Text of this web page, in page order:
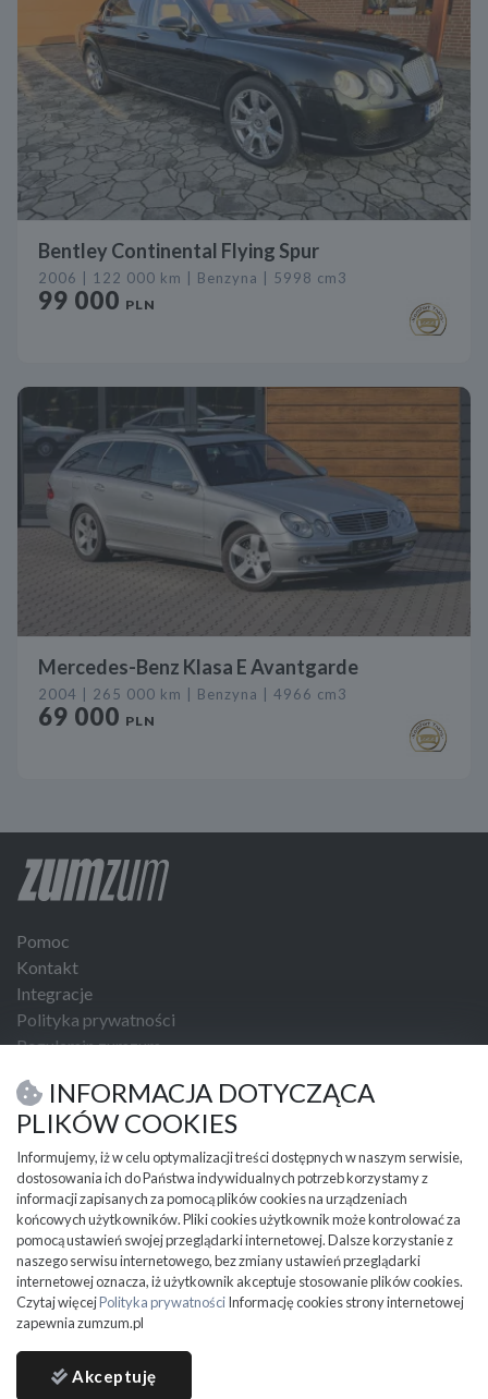
Bentley Continental Flying Spur
2006 | 122 000 km | Benzyna | 5998 cm3
99 000 PLN
Mercedes-Benz Klasa E Avantgarde
2004 | 265 000 km | Benzyna | 4966 cm3
69 000 PLN
Pomoc
Kontakt
Integracje
Polityka prywatności
Regulamin zumzum
USŁUGI I NARZĘDZIA
PRZYDATNE INFORMACJE
Partnerzy
Cennik
Mapa kategorii
Mapa miejscowości
Ważne informacje
INFORMACJA DOTYCZĄCA
PLIKÓW COOKIES
Informujemy, iż w celu optymalizacji treści dostępnych w naszym serwisie,
dostosowania ich do Państwa indywidualnych potrzeb korzystamy z
informacji zapisanych za pomocą plików cookies na urządzeniach
końcowych użytkowników. Pliki cookies użytkownik może kontrolować za
pomocą ustawień swojej przeglądarki internetowej. Dalsze korzystanie z
naszego serwisu internetowego, bez zmiany ustawień przeglądarki
internetowej oznacza, iż użytkownik akceptuje stosowanie plików cookies.
Czytaj więcejPolityka prywatnościInformację cookies strony internetowej
zapewnia zumzum.pl
Akceptuję